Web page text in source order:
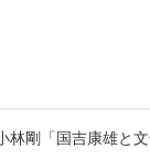
剛「国吉康雄と文